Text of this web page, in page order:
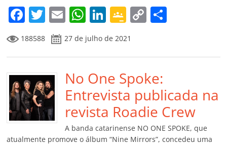
m
F
a
c
e
b
o
o
k
T
w
itt
er
E
m
ai
l
W
h
at
s
A
p
p
Li
n
k
e
dI
n
G
o
o
gl
e
Cl
a
ss
C
y
Li
n
k
p
til
h
ar
188588 27 de julho de 2021
No One Spoke:
Entrevista publicada na
revista Roadie Crew
A banda catarinense NO ONE SPOKE, que
atualmente promove o álbum “Nine Mirrors”, concedeu uma